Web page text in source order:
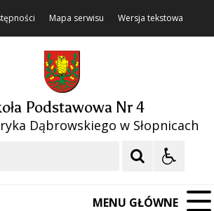
Mapa serwisu Wersja tekstowa
Podstawowa Nr 4
Dąbrowskiego w Słopnicach
MENU GŁÓWNE